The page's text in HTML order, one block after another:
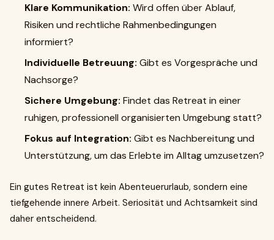
Klare Kommunikation: Wird offen über Ablauf,
Risiken und rechtliche Rahmenbedingungen
informiert?
Individuelle Betreuung: Gibt es Vorgespräche und
Nachsorge?
Sichere Umgebung: Findet das Retreat in einer
ruhigen, professionell organisierten Umgebung statt?
Fokus auf Integration: Gibt es Nachbereitung und
Unterstützung, um das Erlebte im Alltag umzusetzen?
Ein gutes Retreat ist kein Abenteuerurlaub, sondern eine
tiefgehende innere Arbeit. Seriosität und Achtsamkeit sind
daher entscheidend.